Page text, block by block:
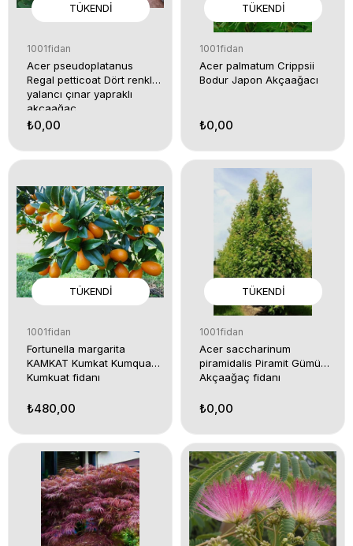
TÜKENDI
1001fidan
Acer pseudoplatanus
Regal petticoat Dört renkli
yalancı çınar yapraklı
akçaağaç
₺0,00
TÜKENDI
1001fidan
Acer palmatum Crippsii
Bodur Japon Akçaağacı
₺0,00
TÜKENDI
1001fidan
Fortunella margarita
KAMKAT Kumkat Kumquat
Kumkuat fidanı
₺480,00
TÜKENDI
1001fidan
Acer saccharinum
piramidalis Piramit Gümüşi
Akçaağaç fidanı
₺0,00